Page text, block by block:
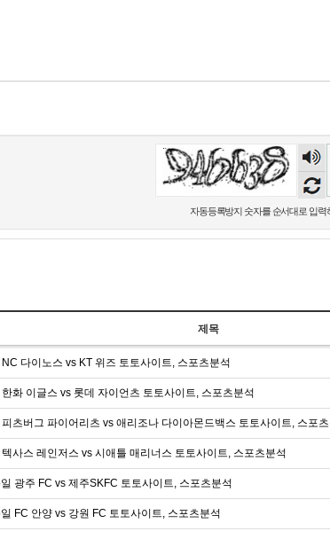
숫자
음성
듣기
자동등록방지 숫자를 순서대로 입력
제목
NC 다이노스 vs KT 위즈 토토사이트, 스포츠분석
한화 이글스 vs 롯데 자이언츠 토토사이트, 스포츠분석
피츠버그 파이어리츠 vs 애리조나 다이아몬드백스 토토사이트, 스포
텍사스 레인저스 vs 시애틀 매리너스 토토사이트, 스포츠분석
일 광주 FC vs 제주SKFC 토토사이트, 스포츠분석
FC 안양 vs 강원 FC 토토사이트, 스포츠분석